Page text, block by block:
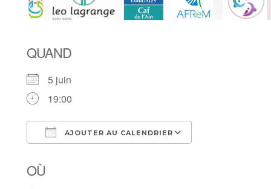
QUAND
5 juin
19:00
AJOUTER AU CALENDRIER
OÙ